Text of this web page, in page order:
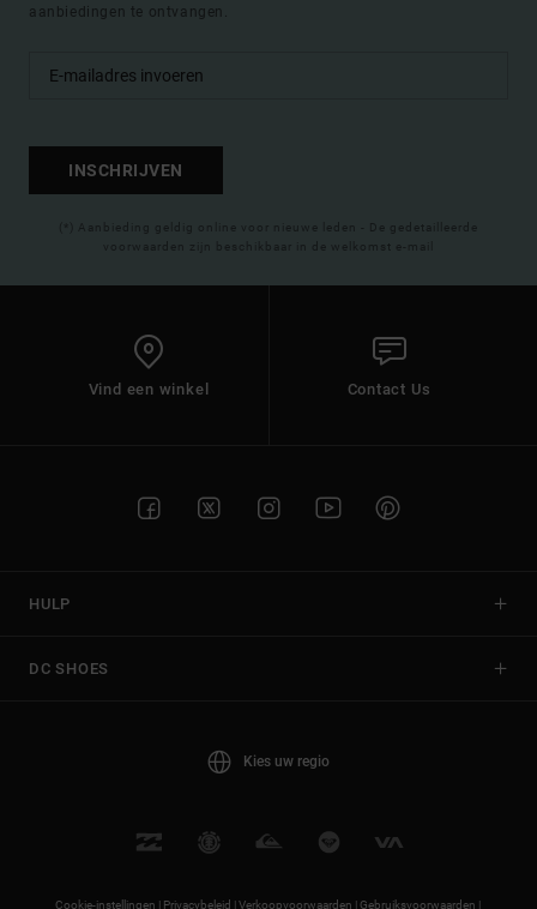
aanbiedingen te ontvangen.
INSCHRIJVEN
(*) Aanbieding geldig online voor nieuwe leden - De gedetailleerde
voorwaarden zijn beschikbaar in de welkomst e-mail
Vind een winkel Contact Us
HULP
DC SHOES
Kies uw regio
Cookie-instellingen | Privacybeleid |Verkoopvoorwaarden |Gebruiksvoorwaarden |